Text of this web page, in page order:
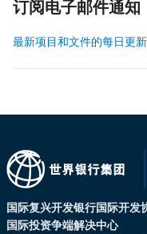
订阅电子邮件通知
最新项目和文件的每日更新
国际复兴开发银行国际开发
国际投资争端解决中心